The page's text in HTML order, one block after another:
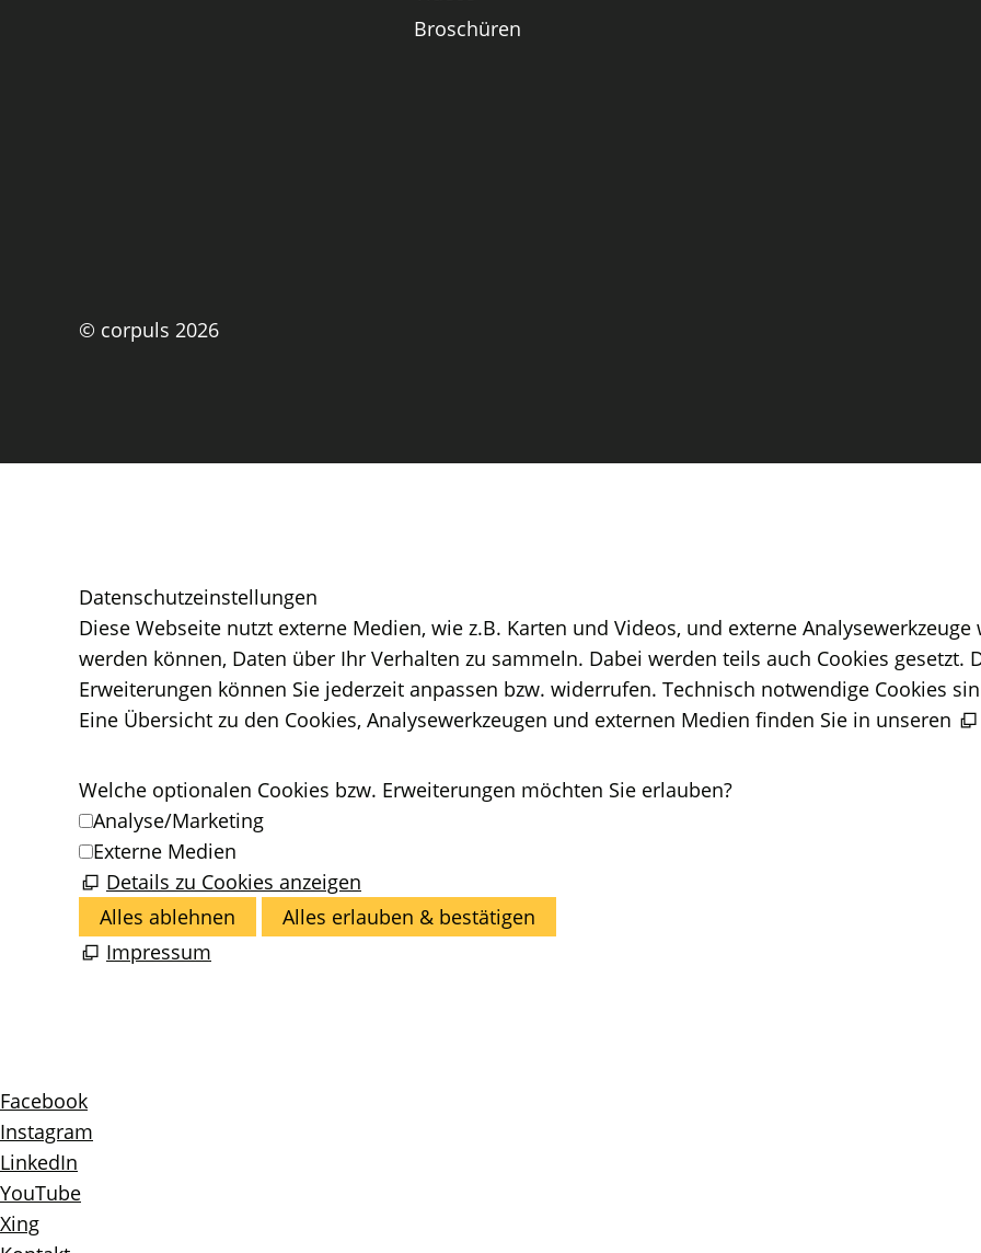
Broschüren
© corpuls 2026
Daten­schutz­ein­stel­lun­gen
Diese Webseite nutzt externe Medien, wie z.B. Karten und Videos, und externe
werden können, Daten über Ihr Verhalten zu sammeln. Dabei werden teils auch Cookies gesetzt.
Erweiterungen können Sie jederzeit anpassen bzw. widerrufen. Technisch notwendige Cookies
Eine Übersicht zu den Cookies, Analysewerkzeugen und externen Medien finden Sie in unseren
Welche optionalen Cookies bzw. Erweiterungen möchten Sie erlauben?
Analyse/Marketing
Externe Medien
Details zu Cookies anzeigen
Alles ablehnen
Alles erlauben & bestätigen
Impressum
Facebook
Instagram
LinkedIn
YouTube
Xing